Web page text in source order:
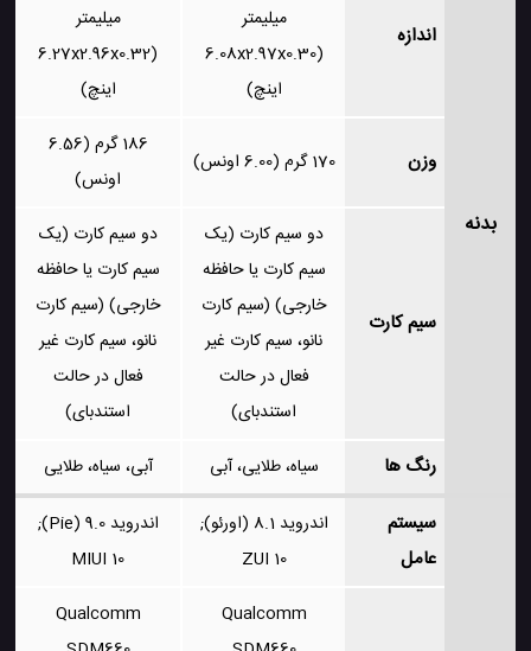
بدنه
اندازه
میلیمتر
(6.08x2.97x0.30
اینچ)
میلیمتر
(6.27x2.96x0.32
اینچ)
وزن 170 گرم (6.00 اونس)
186 گرم (6.56
اونس)
سیم کارت
دو سیم کارت (یک
سیم کارت یا حافظه
خارجی) (سیم کارت
نانو، سیم کارت غیر
فعال در حالت
استندبای)
دو سیم کارت (یک
سیم کارت یا حافظه
خارجی) (سیم کارت
نانو، سیم کارت غیر
فعال در حالت
استندبای)
رنگ ها سیاه، طلایی، آبی آبی، سیاه، طلایی
سیستم
عامل
اندروید 8.1 (اورئو);
ZUI 10
اندروید 9.0 (Pie);
MIUI 10
Qualcomm
Qualcomm